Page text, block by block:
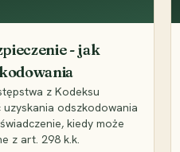
- jak
z Kodeksu
odszkodowania
kiedy może
z art. 298 k.k.